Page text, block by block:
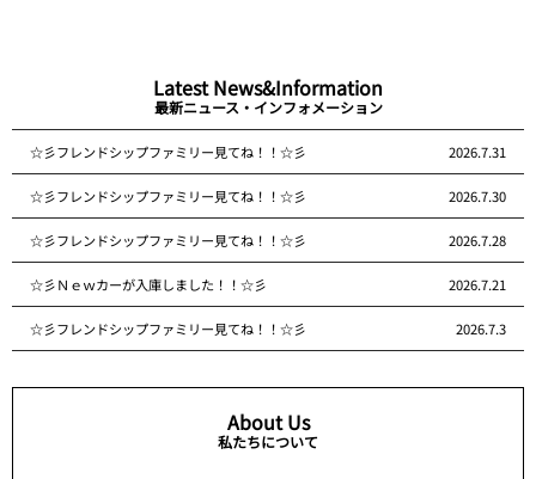
Latest News&Information
最新ニュース・インフォメーション
☆彡フレンドシップファミリー見てね！！☆彡 2026.7.31
☆彡フレンドシップファミリー見てね！！☆彡 2026.7.30
☆彡フレンドシップファミリー見てね！！☆彡 2026.7.28
☆彡Ｎｅｗカーが入庫しました！！☆彡 2026.7.21
☆彡フレンドシップファミリー見てね！！☆彡 2026.7.3
About Us
私たちについて